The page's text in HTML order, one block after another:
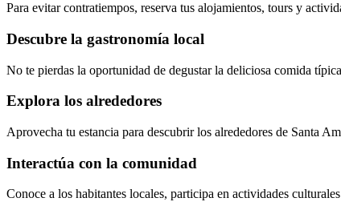
Para evitar contratiempos, reserva tus alojamientos, tours y
Descubre la gastronomía local
No te pierdas la oportunidad de degustar la deliciosa comida
Explora los alrededores
Aprovecha tu estancia para descubrir los alrededores de Santa
Interactúa con la comunidad
Conoce a los habitantes locales, participa en actividades